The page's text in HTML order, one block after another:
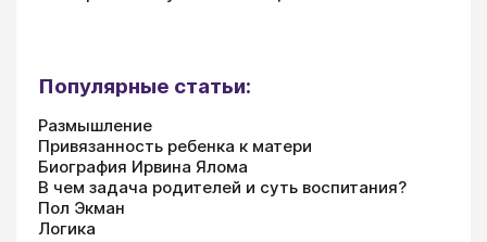
Популярные статьи:
Размышление
Привязанность ребенка к матери
Биография Ирвина Ялома
В чем задача родителей и суть воспитания?
Пол Экман
Логика